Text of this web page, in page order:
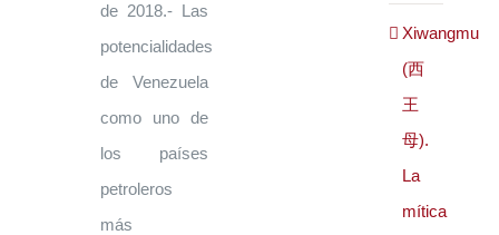
de 2018.- Las
potencialidades
de Venezuela
como uno de
los países
petroleros
más
Xiwangmu
(西
王
母).
La
mítica